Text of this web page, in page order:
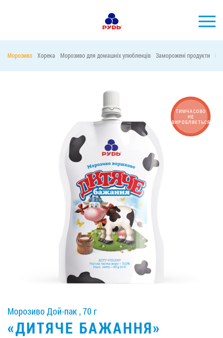
КОМПАНІЯ
СПОЖИВАЧАМ
АКЦІЇ
ПРЕС-ЦЕНТР
ХОРЕКА
Тендерні закупівлі
Контакти
Вакансії
ЗАМОВИТИ ПРОДУКЦІЮ «РУДЬ»:
СТАТИ ПАРТНЕРОМ
Морозиво Хорека Морозиво для домашніх улюбленців Заморожені продукти
ТИМЧАСОВО
НЕ
ВИРОБЛЯЄТЬСЯ
Морозиво Дой-пак , 70 г
«ДИТЯЧЕ БАЖАННЯ»